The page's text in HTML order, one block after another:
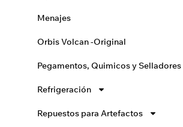
Menajes
Orbis Volcan -Original
Pegamentos, Quimicos y Selladores
Refrigeración
Repuestos para Artefactos